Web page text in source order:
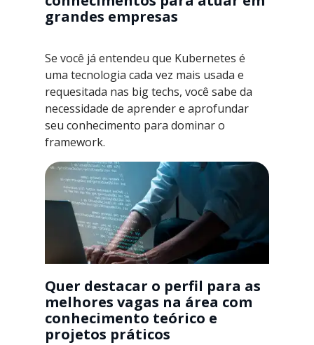
grandes empresas
Se você já entendeu que Kubernetes é
uma tecnologia cada vez mais usada e
requesitada nas big techs, você sabe da
necessidade de aprender e aprofundar
seu conhecimento para dominar o
framework.
Quer destacar o perfil para as
melhores vagas na área com
conhecimento teórico e
projetos práticos